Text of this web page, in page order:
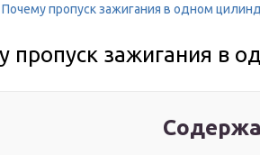
Почему пропуск зажигания в одном
пропуск зажигания в